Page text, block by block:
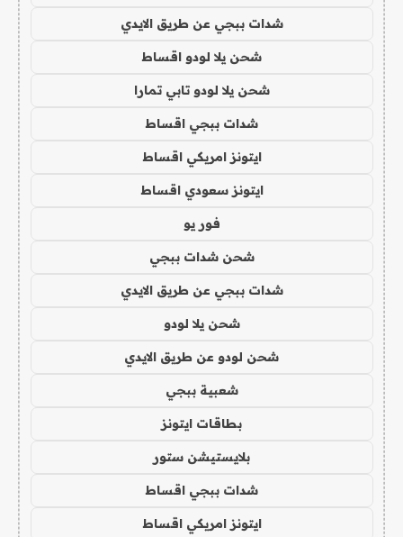
شدات ببجي عن طريق الايدي
شحن يلا لودو اقساط
شحن يلا لودو تابي تمارا
شدات ببجي اقساط
ايتونز امريكي اقساط
ايتونز سعودي اقساط
فور يو
شحن شدات ببجي
شدات ببجي عن طريق الايدي
شحن يلا لودو
شحن لودو عن طريق الايدي
شعبية ببجي
بطاقات ايتونز
بلايستيشن ستور
شدات ببجي اقساط
ايتونز امريكي اقساط